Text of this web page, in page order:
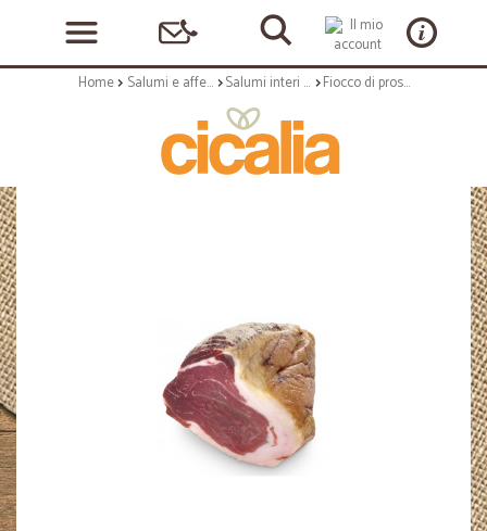
Home Salumi e affettati Salumi interi e al trancio Fiocco di prosciutto La Felinese trancio kg,1,4